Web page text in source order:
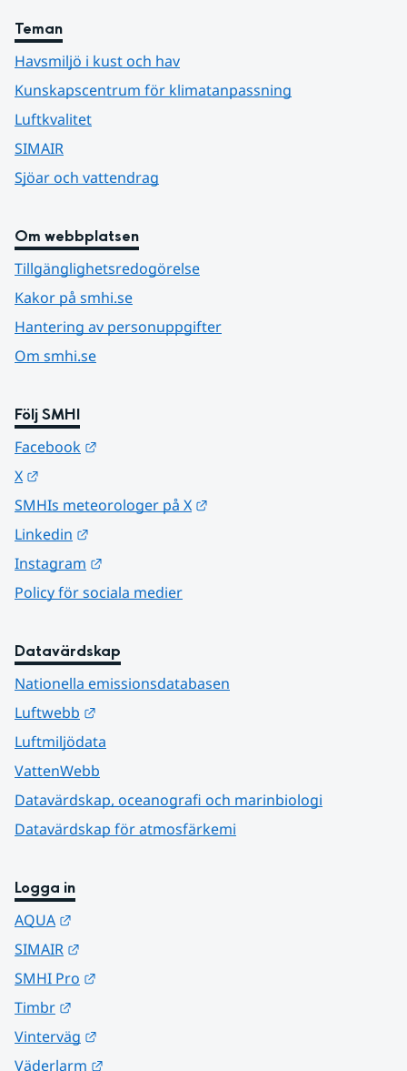
Teman
Havsmiljö i kust och hav
Kunskapscentrum för klimatanpassning
Luftkvalitet
SIMAIR
Sjöar och vattendrag
Om webbplatsen
Tillgänglighetsredogörelse
Kakor på smhi.se
Hantering av personuppgifter
Om smhi.se
Följ SMHI
Facebook
X
SMHIs meteorologer på X
Linkedin
Instagram
Policy för sociala medier
Datavärdskap
Nationella emissionsdatabasen
Luftwebb
Luftmiljödata
VattenWebb
Datavärdskap, oceanografi och marinbiologi
Datavärdskap för atmosfärkemi
Logga in
AQUA
SIMAIR
SMHI Pro
Timbr
Vinterväg
Väderlarm